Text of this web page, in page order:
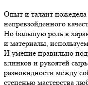
Опыт и талант
непревзойденного
Но большую роль в
и материалы,
И умение правильно
клинков и рукоятей
разновидности между
степенью мастерства